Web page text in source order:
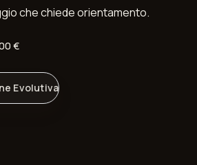
che chiede orientamento.
€
Evolutiva